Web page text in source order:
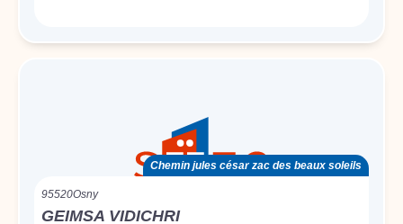
Chemin jules césar zac des beaux soleils
95520Osny
GEIMSA VIDICHRI